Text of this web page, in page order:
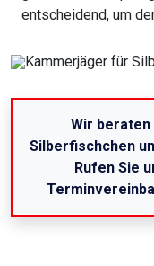
entscheidend, um
Wir beraten
Silberfischchen
Rufen Sie